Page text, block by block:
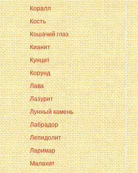
Коралл
Кость
Кошачий глаз
Кианит
Кунцит
Корунд
Лава
Лазурит
Лунный камень
Лабрадор
Лепидолит
Ларимар
Малахит